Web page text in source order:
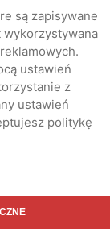
są zapisywane
wykorzystywana
ustawień
z
ustawień
politykę